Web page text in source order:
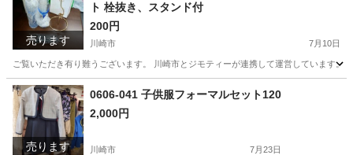
売ります
ト 栓抜き、スタンド付
200円
川崎市 7月10日
ご覧いただき有り難うございます。 川崎市とジモティーが連携して運営していま
神奈川 川崎市 栓抜き
売ります
0606-041 子供服フォーマルセット120
2,000円
川崎市 7月23日